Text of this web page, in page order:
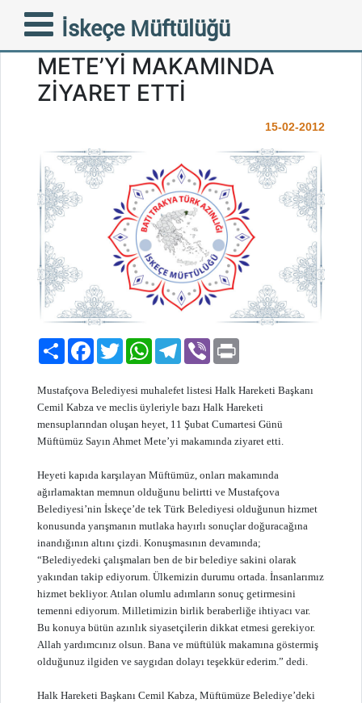
İskeçe Müftülüğü
HALK HAREKETİ İSKEÇE
MÜFTÜSÜ AHMET
METE’Yİ MAKAMINDA
ZİYARET ETTİ
15-02-2012
PaylaşFacebook
TwitterWhatsAppTelegram
Viber
Mustafçova Belediyesi muhalefet listesi Halk Hareketi Başkanı
Cemil Kabza ve meclis üyleriyle bazı Halk Hareketi
mensuplarından oluşan heyet, 11 Şubat Cumartesi Günü
Müftümüz Sayın Ahmet Mete’yi makamında ziyaret etti.
Heyeti kapıda karşılayan Müftümüz, onları makamında
ağırlamaktan memnun olduğunu belirtti ve Mustafçova
Belediyesi’nin İskeçe’de tek Türk Belediyesi olduğunun hizmet
konusunda yarışmanın mutlaka hayırlı sonuçlar doğuracağına
inandığının altını çizdi. Konuşmasının devamında;
“Belediyedeki çalışmaları ben de bir belediye sakini olarak
yakından takip ediyorum. Ülkemizin durumu ortada. İnsanlarımız
hizmet bekliyor. Atılan olumlu adımların sonuç getirmesini
temenni ediyorum. Milletimizin birlik beraberliğe ihtiyacı var.
Bu konuya bütün azınlık siyasetçilerin dikkat etmesi gerekiyor.
Allah yardımcınız olsun. Bana ve müftülük makamına göstermiş
olduğunuz ilgiden ve saygıdan dolayı teşekkür ederim.” dedi.
Halk Hareketi Başkanı Cemil Kabza, Müftümüze Belediye’deki